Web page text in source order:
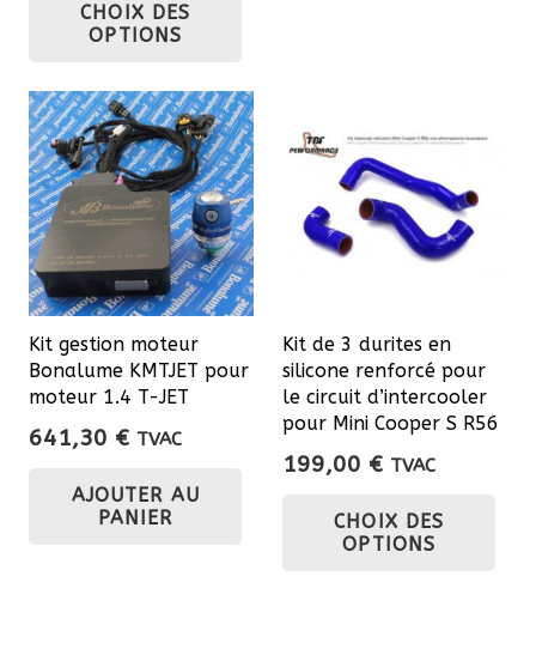
prix :
254,00 €
423,50 €
CHOIX DES
OPTIONS
plusieurs
variations.
Les
options
peuvent
être
choisies
sur
page
produit
Kit gestion moteur
Bonalume KMTJET pour
moteur 1.4 T-JET
641,30 € TVAC
AJOUTER AU
PANIER
Kit de 3 durites en
silicone renforcé pour
le circuit d’intercooler
pour Mini Cooper S R56
199,00 € TVAC
CHOIX DES
OPTIONS